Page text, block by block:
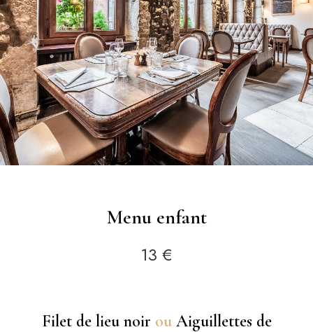
Menu enfant
13 €
Filet de lieu noir ouAiguillettes de